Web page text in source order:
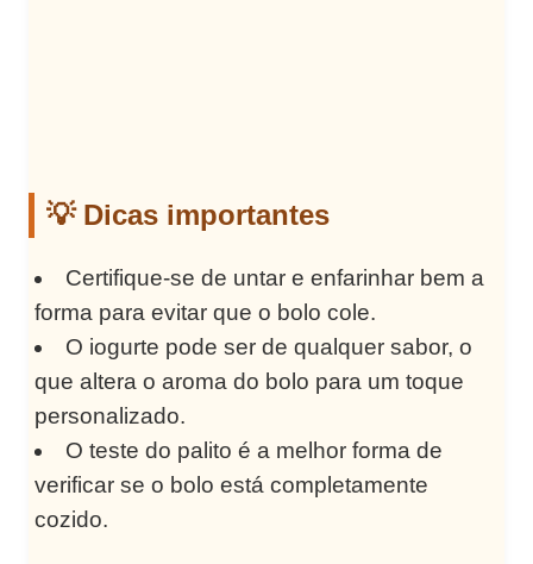
💡 Dicas importantes
Certifique-se de untar e enfarinhar bem a
forma para evitar que o bolo cole.
O iogurte pode ser de qualquer sabor, o
que altera o aroma do bolo para um toque
personalizado.
O teste do palito é a melhor forma de
verificar se o bolo está completamente
cozido.